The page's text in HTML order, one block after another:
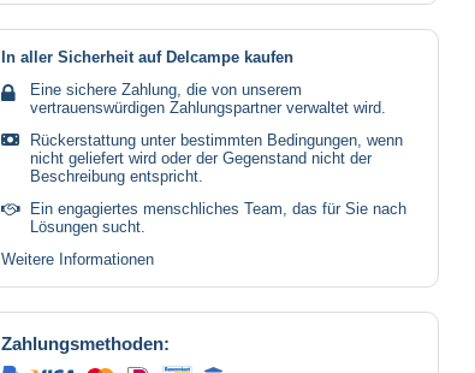
In aller Sicherheit auf Delcampe kaufen
Eine sichere Zahlung, die von unserem
vertrauenswürdigen Zahlungspartner verwaltet wird.
Rückerstattung unter bestimmten Bedingungen, wenn
nicht geliefert wird oder der Gegenstand nicht der
Beschreibung entspricht.
Ein engagiertes menschliches Team, das für Sie nach
Lösungen sucht.
Weitere Informationen
Zahlungsmethoden: